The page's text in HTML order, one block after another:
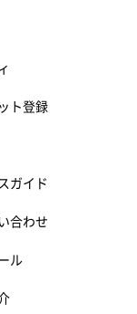
ト登録
ガイド
合わせ
ル